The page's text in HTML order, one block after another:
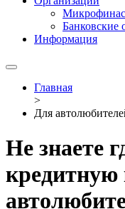
Банковские
Информация
Главная
>
Для
Не знаете
кредитную